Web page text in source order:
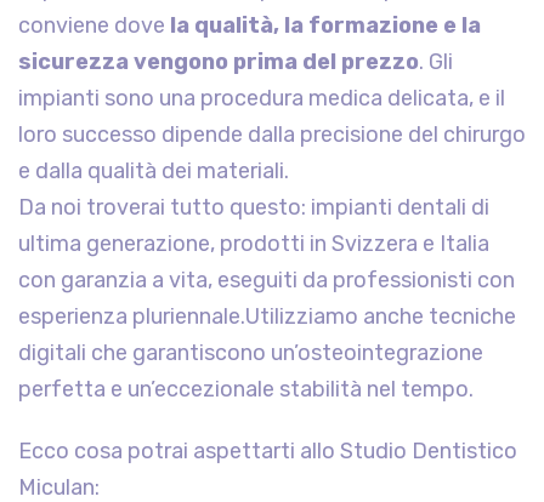
conviene dove la qualità, la formazione e la
sicurezza vengono prima del prezzo. Gli
impianti sono una procedura medica delicata, e il
loro successo dipende dalla precisione del chirurgo
e dalla qualità dei materiali.
Da noi troverai tutto questo: impianti dentali di
ultima generazione, prodotti in Svizzera e Italia
con garanzia a vita, eseguiti da professionisti con
esperienza pluriennale.Utilizziamo anche tecniche
digitali che garantiscono un’osteointegrazione
perfetta e un’eccezionale stabilità nel tempo.
Ecco cosa potrai aspettarti allo Studio Dentistico
Miculan: